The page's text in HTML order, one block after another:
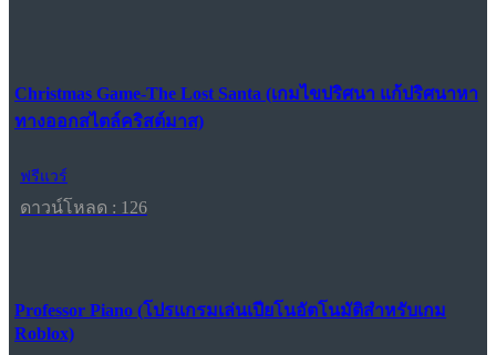
Christmas Game-The Lost Santa (เกมไขปริศนา แก้ปริศนาหา
ทางออกสไตล์คริสต์มาส)
ฟรีแวร์
ดาวน์โหลด : 126
Professor Piano (โปรแกรมเล่นเปียโนอัตโนมัติสำหรับเกม
Roblox)